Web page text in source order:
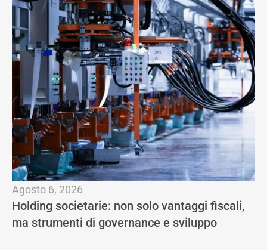
Agosto 6, 2026
Holding societarie: non solo vantaggi fiscali,
ma strumenti di governance e sviluppo